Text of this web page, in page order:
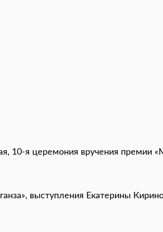
10-я церемония вручения премии
выступления Екатерины